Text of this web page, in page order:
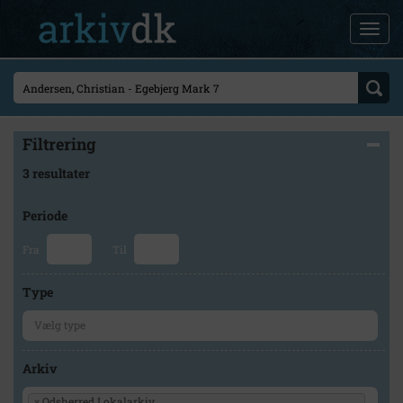
Filtrering
3 resultater
Periode
Fra Til
Type
Arkiv